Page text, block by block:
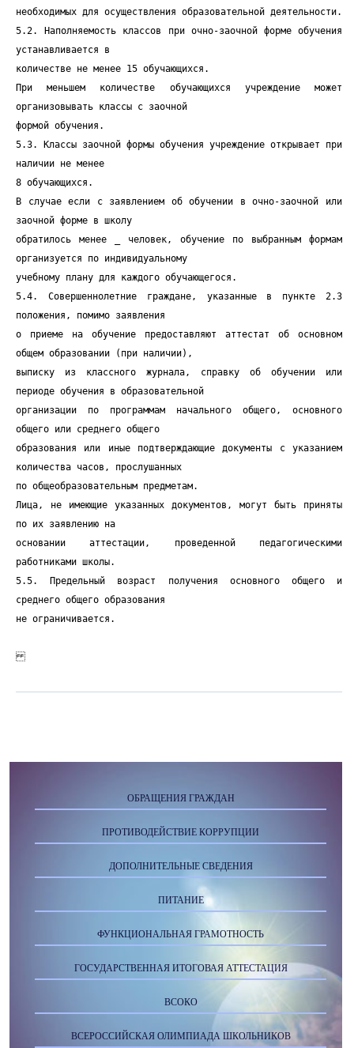
необходимых для осуществления образовательной деятельности.
5.2. Наполняемость классов при очно-заочной форме обучения
устанавливается в
количестве не менее 15 обучающихся.
При меньшем количестве обучающихся учреждение может
организовывать классы с заочной
формой обучения.
5.3. Классы заочной формы обучения учреждение открывает при
наличии не менее
8 обучающихся.
В случае если с заявлением об обучении в очно-заочной или
заочной форме в школу
обратилось менее _ человек, обучение по выбранным формам
организуется по индивидуальному
учебному плану для каждого обучающегося.
5.4. Совершеннолетние граждане, указанные в пункте 2.3
положения, помимо заявления
о приеме на обучение предоставляют аттестат об основном
общем образовании (при наличии),
выписку из классного журнала, справку об обучении или
периоде обучения в образовательной
организации по программам начального общего, основного
общего или среднего общего
образования или иные подтверждающие документы с указанием
количества часов, прослушанных
по общеобразовательным предметам.
Лица, не имеющие указанных документов, могут быть приняты
по их заявлению на
основании аттестации, проведенной педагогическими
работниками школы.
5.5. Предельный возраст получения основного общего и
среднего общего образования
не ограничивается.
ОБРАЩЕНИЯ ГРАЖДАН
ПРОТИВОДЕЙСТВИЕ КОРРУПЦИИ
ДОПОЛНИТЕЛЬНЫЕ СВЕДЕНИЯ
ПИТАНИЕ
ФУНКЦИОНАЛЬНАЯ ГРАМОТНОСТЬ
ГОСУДАРСТВЕННАЯ ИТОГОВАЯ АТТЕСТАЦИЯ
ВСОКО
ВСЕРОССИЙСКАЯ ОЛИМПИАДА ШКОЛЬНИКОВ